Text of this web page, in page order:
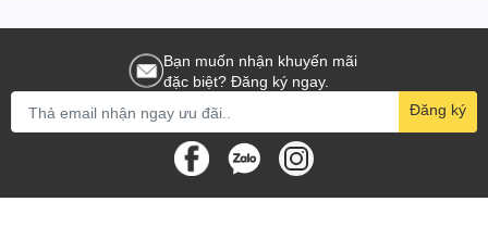
Bạn muốn nhận khuyến mãi
đặc biệt? Đăng ký ngay.
Đăng ký